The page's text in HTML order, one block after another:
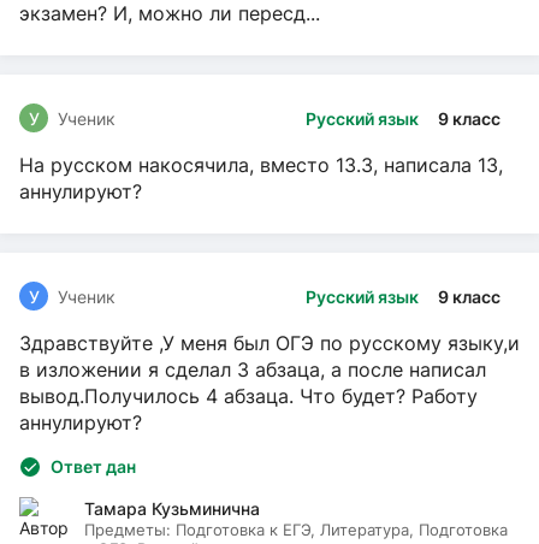
экзамен? И, можно ли пересд...
Русский язык 9 класс
У Ученик
На русском накосячила, вместо 13.3, написала 13,
аннулируют?
Русский язык 9 класс
У Ученик
Здравствуйте ,У меня был ОГЭ по русскому языку,и
в изложении я сделал 3 абзаца, а после написал
вывод.Получилось 4 абзаца. Что будет? Работу
аннулируют?
Ответ дан
Тамара Кузьминична
Предметы: Подготовка к ЕГЭ, Литература, Подготовка